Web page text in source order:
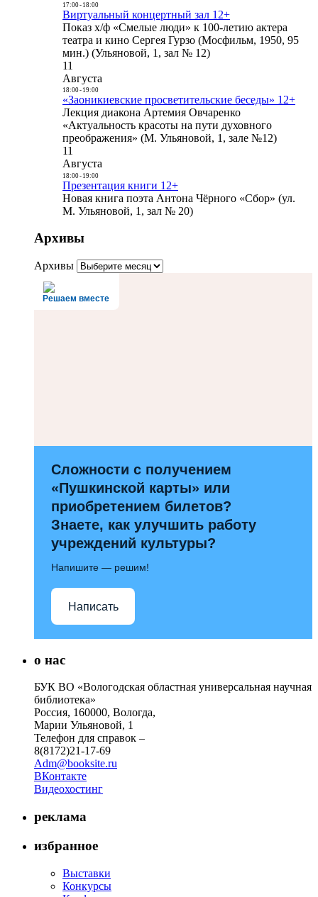
17:00- 18:00
Виртуальный концертный зал 12+
Показ х/ф «Смелые люди» к 100-летию актера
театра и кино Сергея Гурзо (Мосфильм, 1950, 95
мин.) (Ульяновой, 1, зал № 12)
11
Августа
18:00- 19:00
«Заоникиевские просветительские беседы» 12+
Лекция диакона Артемия Овчаренко
«Актуальность красоты на пути духовного
преображения» (М. Ульяновой, 1, зале №12)
11
Августа
18:00- 19:00
Презентация книги 12+
Новая книга поэта Антона Чёрного «Сбор» (ул.
М. Ульяновой, 1, зал № 20)
Архивы
Архивы
Решаем вместе
Сложности с получением
«Пушкинской карты» или
приобретением билетов?
Знаете, как улучшить работу
учреждений культуры?
Напишите — решим!
Написать
о нас
БУК ВО «Вологодская областная универсальная научная
библиотека»
Россия, 160000, Вологда,
Марии Ульяновой, 1
Телефон для справок –
8(8172)21-17-69
Adm@booksite.ru
ВКонтакте
Видеохостинг
реклама
избранное
Выставки
Конкурсы